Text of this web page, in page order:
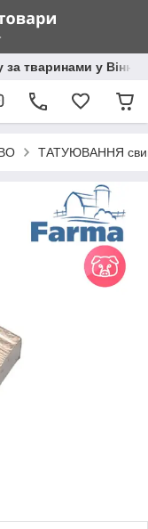
тваринами у
ТАТУЮВАННЯ